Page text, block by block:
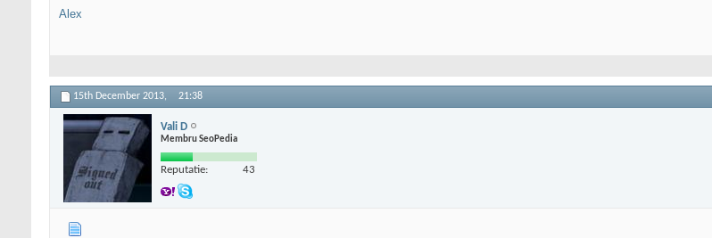
Alex
15th December 2013, 21:38
Vali D
Membru SeoPedia
Reputatie: 43